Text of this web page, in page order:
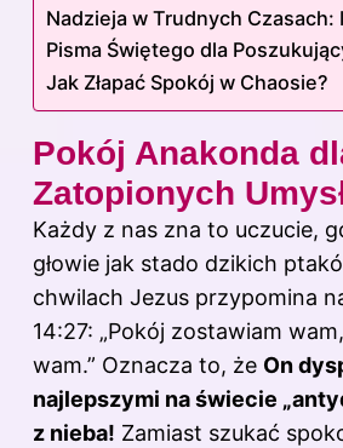
Nadzieja w Trudnych Czasach:
Pisma Świętego dla
Jak Złapać Spokój w Chaosie?
Pokój Anakonda
Zatopionych
Każdy z nas zna to uczucie,
głowie jak stado dzikich
chwilach Jezus przypomina
14:27: „Pokój zostawiam
wam.” Oznacza to, że On
najlepszymi na świecie
z nieba! Zamiast szukać